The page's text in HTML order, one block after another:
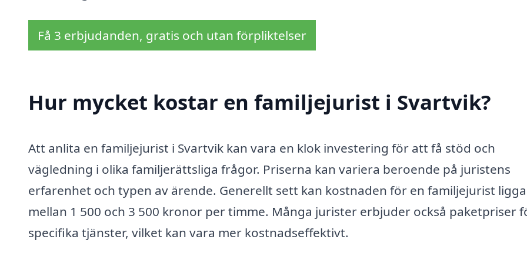
Få 3 erbjudanden, gratis och utan förpliktelser
Hur mycket kostar en familjejurist i Svartvik?
Att anlita en familjejurist i Svartvik kan vara en klok investering för att få stöd och
vägledning i olika familjerättsliga frågor. Priserna kan variera beroende på juristens
erfarenhet och typen av ärende. Generellt sett kan kostnaden för en familjejurist ligga
mellan 1 500 och 3 500 kronor per timme. Många jurister erbjuder också paketpriser
specifika tjänster, vilket kan vara mer kostnadseffektivt.